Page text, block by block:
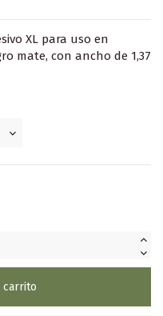
XL para uso en
mate, con ancho de 1,37
carrito